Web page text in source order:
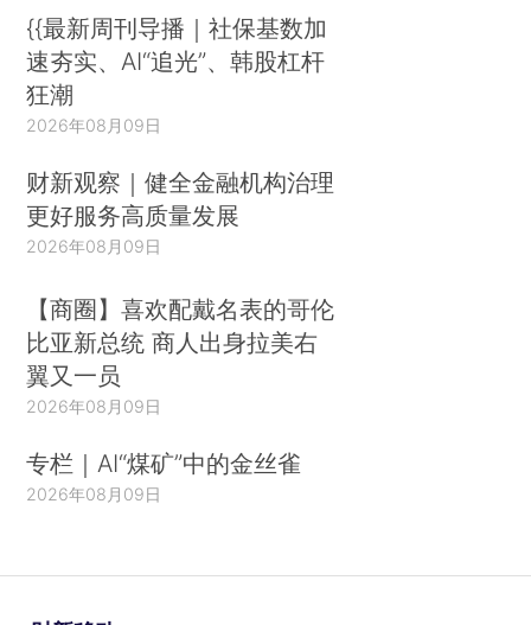
{{最新周刊导播｜社保基数加
速夯实、AI“追光”、韩股杠杆
狂潮
2026年08月09日
财新观察｜健全金融机构治理
更好服务高质量发展
2026年08月09日
【商圈】喜欢配戴名表的哥伦
比亚新总统 商人出身拉美右
翼又一员
2026年08月09日
专栏｜AI“煤矿”中的金丝雀
2026年08月09日